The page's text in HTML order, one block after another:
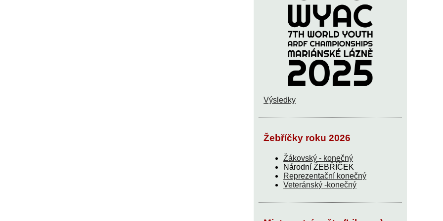
Výsledky
Žebříčky roku 2026
Žákovský - konečný
Národní ŽEBŘÍČEK
Reprezentační konečný
Veteránský -konečný